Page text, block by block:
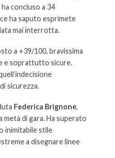
concluso a 34
ha saputo esprimete
mai interrotta.
a +39/100, bravissima
e soprattutto sicure.
sicurezza.
Federica Brignone,
di gara. Ha superato
inimitabile stile
a disegnare linee